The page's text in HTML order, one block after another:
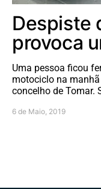
Despiste
provoca
Uma pessoa ficou
motociclo na
concelho de Tomar.
6 de Maio, 2019